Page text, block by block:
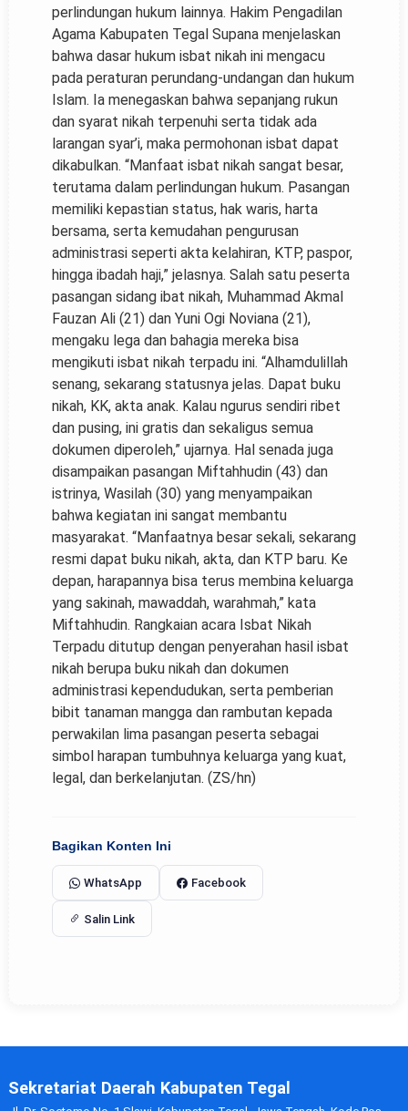
perlindungan hukum lainnya. Hakim Pengadilan
Agama Kabupaten Tegal Supana menjelaskan
bahwa dasar hukum isbat nikah ini mengacu
pada peraturan perundang-undangan dan hukum
Islam. Ia menegaskan bahwa sepanjang rukun
dan syarat nikah terpenuhi serta tidak ada
larangan syar’i, maka permohonan isbat dapat
dikabulkan. “Manfaat isbat nikah sangat besar,
terutama dalam perlindungan hukum. Pasangan
memiliki kepastian status, hak waris, harta
bersama, serta kemudahan pengurusan
administrasi seperti akta kelahiran, KTP, paspor,
hingga ibadah haji,” jelasnya. Salah satu peserta
pasangan sidang ibat nikah, Muhammad Akmal
Fauzan Ali (21) dan Yuni Ogi Noviana (21),
mengaku lega dan bahagia mereka bisa
mengikuti isbat nikah terpadu ini. “Alhamdulillah
senang, sekarang statusnya jelas. Dapat buku
nikah, KK, akta anak. Kalau ngurus sendiri ribet
dan pusing, ini gratis dan sekaligus semua
dokumen diperoleh,” ujarnya. Hal senada juga
disampaikan pasangan Miftahhudin (43) dan
istrinya, Wasilah (30) yang menyampaikan
bahwa kegiatan ini sangat membantu
masyarakat. “Manfaatnya besar sekali, sekarang
resmi dapat buku nikah, akta, dan KTP baru. Ke
depan, harapannya bisa terus membina keluarga
yang sakinah, mawaddah, warahmah,” kata
Miftahhudin. Rangkaian acara Isbat Nikah
Terpadu ditutup dengan penyerahan hasil isbat
nikah berupa buku nikah dan dokumen
administrasi kependudukan, serta pemberian
bibit tanaman mangga dan rambutan kepada
perwakilan lima pasangan peserta sebagai
simbol harapan tumbuhnya keluarga yang kuat,
legal, dan berkelanjutan. (ZS/hn)
Bagikan Konten Ini
WhatsApp Facebook
Salin Link
Sekretariat Daerah Kabupaten Tegal